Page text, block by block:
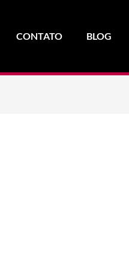
CONTATO BLOG